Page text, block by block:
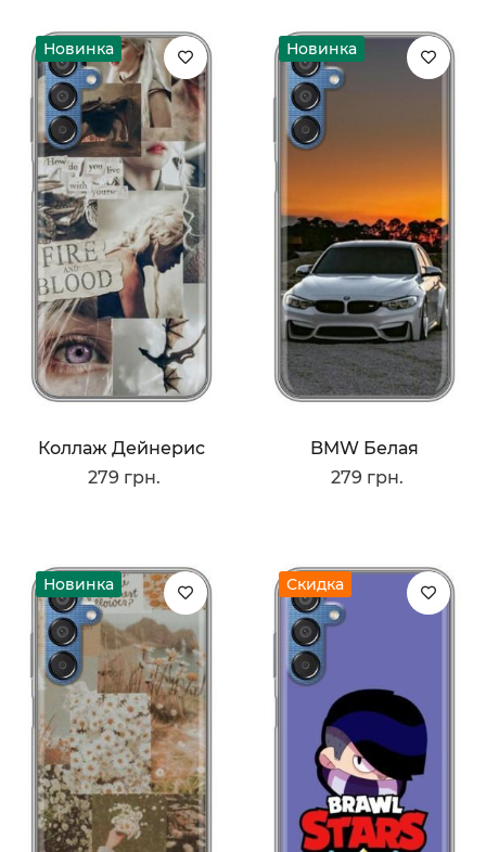
Новинка
Коллаж Дейнерис
279 грн.
Новинка
BMW Белая
279 грн.
Новинка Скидка